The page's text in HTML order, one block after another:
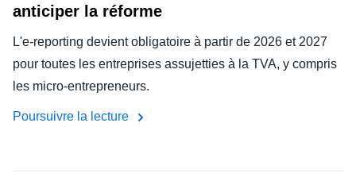
anticiper la réforme
L'e-reporting devient obligatoire à partir de 2026 et 2027
pour toutes les entreprises assujetties à la TVA, y compris
les micro-entrepreneurs.
Poursuivre la lecture